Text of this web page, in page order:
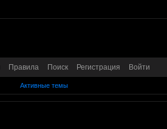
Правила Поиск Регистрация Войти
Активные темы